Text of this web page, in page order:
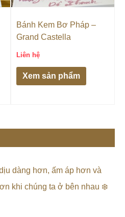
Bánh Kem Bơ Pháp –
Grand Castella
Liên hệ
Xem sản phẩm
dàng hơn, ấm áp hơn và
khi chúng ta ở bên nhau ❄️